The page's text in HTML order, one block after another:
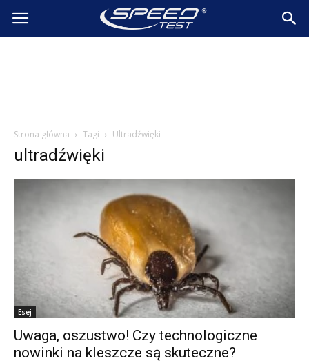
SpeedTest.pl
Strona główna Tagi Ultradźwięki
ultradźwięki
Esej
Uwaga, oszustwo! Czy technologiczne
nowinki na kleszcze są skuteczne?